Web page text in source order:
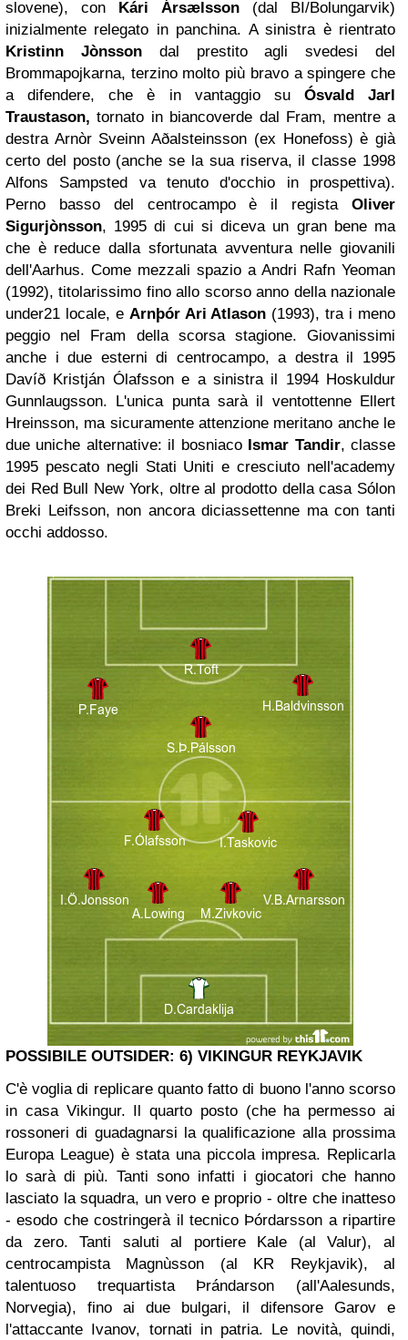
slovene), con Kári Ársælsson (dal BI/Bolungarvik)
inizialmente relegato in panchina. A sinistra è rientrato
Kristinn Jònssondal prestito agli svedesi del
Brommapojkarna, terzino molto più bravo a spingere che
a difendere, che è in vantaggio su Ósvald Jarl
Traustason,tornato in biancoverde dal Fram, mentre a
destra Arnòr Sveinn Aðalsteinsson (ex Honefoss) è già
certo del posto (anche se la sua riserva, il classe 1998
Alfons Sampsted va tenuto d'occhio in prospettiva).
Perno basso del centrocampo è il regista Oliver
Sigurjònsson, 1995 di cui si diceva un gran bene ma
che è reduce dalla sfortunata avventura nelle giovanili
dell'Aarhus. Come mezzali spazio a Andri Rafn Yeoman
(1992), titolarissimo fino allo scorso anno della nazionale
under21 locale, e Arnþór Ari Atlason (1993), tra i meno
peggio nel Fram della scorsa stagione. Giovanissimi
anche i due esterni di centrocampo, a destra il 1995
Davíð Kristján Ólafsson e a sinistra il 1994 Hoskuldur
Gunnlaugsson. L'unica punta sarà il ventottenne Ellert
Hreinsson, ma sicuramente attenzione meritano anche le
due uniche alternative: il bosniaco Ismar Tandir, classe
1995 pescato negli Stati Uniti e cresciuto nell'academy
dei Red Bull New York, oltre al prodotto della casa Sólon
Breki Leifsson, non ancora diciassettenne ma con tanti
occhi addosso.
POSSIBILE OUTSIDER: 6) VIKINGUR REYKJAVIK
C'è voglia di replicare quanto fatto di buono l'anno scorso
in casa Vikingur. Il quarto posto (che ha permesso ai
rossoneri di guadagnarsi la qualificazione alla prossima
Europa League) è stata una piccola impresa. Replicarla
lo sarà di più. Tanti sono infatti i giocatori che hanno
lasciato la squadra, un vero e proprio - oltre che inatteso
- esodo che costringerà il tecnico Þórdarsson a ripartire
da zero. Tanti saluti al portiere Kale (al Valur), al
centrocampista Magnùsson (al KR Reykjavik), al
talentuoso trequartista Þrándarson (all'Aalesunds,
Norvegia), fino ai due bulgari, il difensore Garov e
l'attaccante Ivanov, tornati in patria. Le novità, quindi,